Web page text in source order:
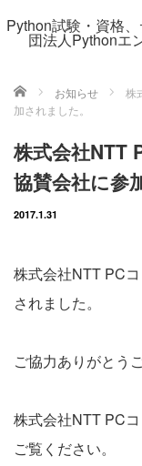
Python試験・資格
団法人Pythonエ
ホーム お知らせ
株
加されました。
株式会社NTT
協賛会社に参
2017.1.31
株式会社NTT PC
されました。
ご協力ありがとう
株式会社NTT PC
ご覧ください。